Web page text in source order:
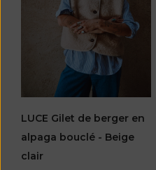
LUCE Gilet de berger en
alpaga bouclé - Beige
clair